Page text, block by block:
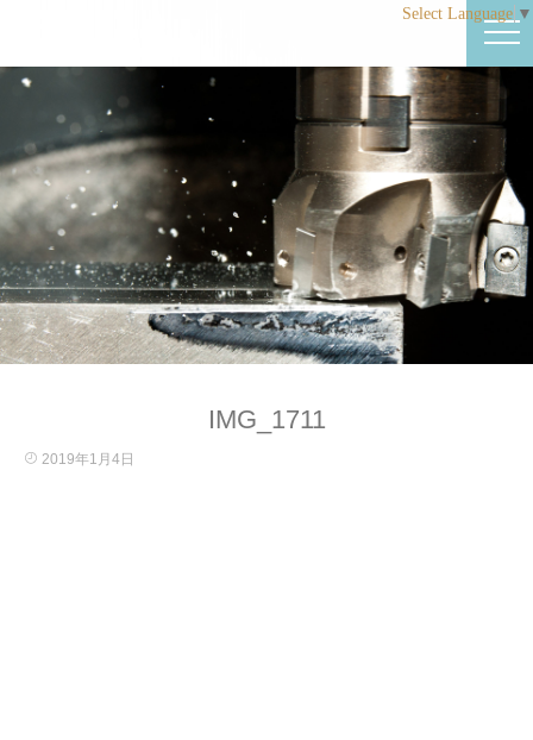
Select Language ▼
IMG_1711
2019年1月4日